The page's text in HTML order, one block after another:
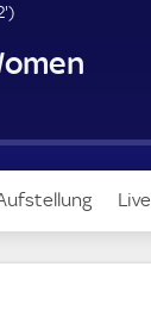
8
.
e
)
Live